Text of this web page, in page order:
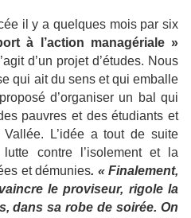
il y a quelques mois par six
à l’action managériale »
d’un projet d’études. Nous
qui ait du sens et qui emballe
d’organiser un bal qui
pauvres et des étudiants et
L’idée a tout de suite
contre l’isolement et la
et démunies. « Finalement,
le proviseur, rigole la
dans sa robe de soirée. On